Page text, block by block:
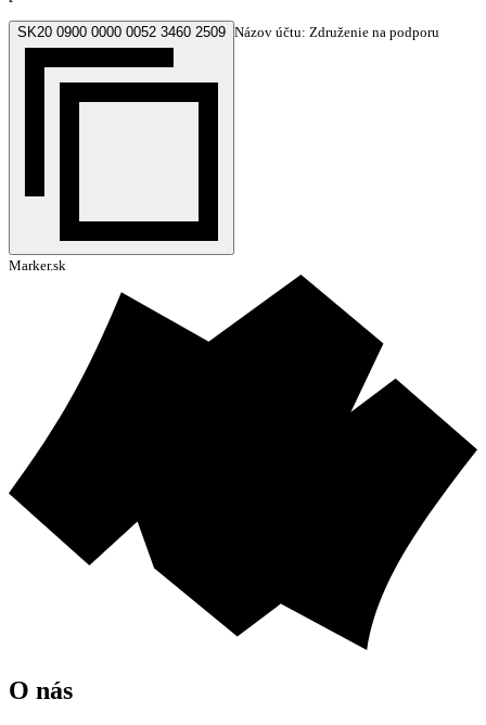
SK20 0900 0000 0052 3460 2509 Názov účtu: Združenie na podporu
Marker.sk
O nás